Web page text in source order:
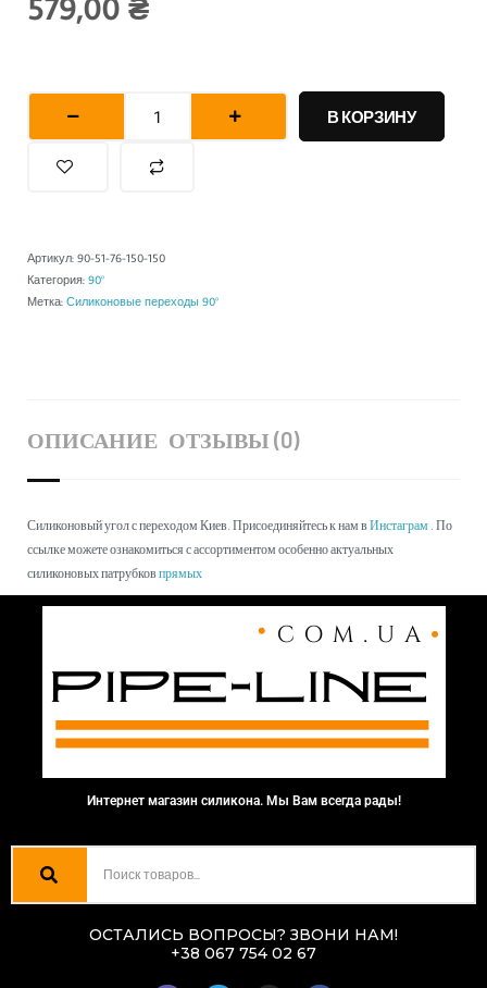
579,00 ₴
Количество
товара
силиконовый
90°
д
В КОРЗИНУ
Артикул: 90-51-76-150-150
Категория: 90°
Метка: Силиконовые переходы 90°
ОПИСАНИЕ ОТЗЫВЫ (0)
Силиконовый угол с переходом Киев. Присоединяйтесь к нам вИнстаграм . По
ссылке можете ознакомиться с ассортиментом особенно актуальных
силиконовых патрубковпрямых
Интернет магазин силикона. Мы Вам всегда рады!
ОСТАЛИСЬ ВОПРОСЫ? ЗВОНИ НАМ!
+38 067 754 02 67
V
T
I
F